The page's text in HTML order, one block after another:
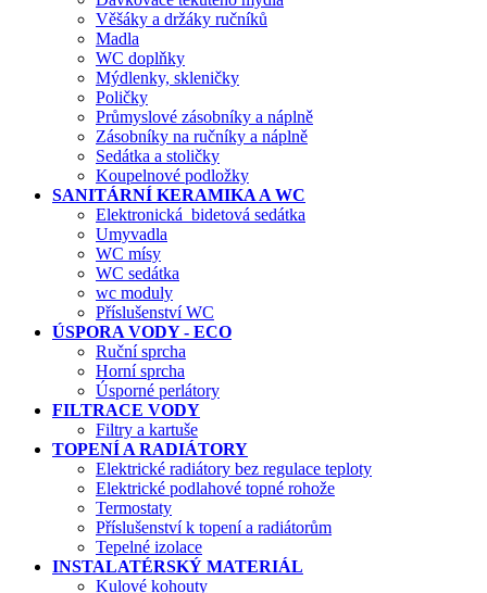
Věšáky a držáky ručníků
Madla
WC doplňky
Mýdlenky, skleničky
Poličky
Průmyslové zásobníky a náplně
Zásobníky na ručníky a náplně
Sedátka a stoličky
Koupelnové podložky
SANITÁRNÍ KERAMIKA A WC
Elektronická bidetová sedátka
Umyvadla
WC mísy
WC sedátka
wc moduly
Příslušenství WC
ÚSPORA VODY - ECO
Ruční sprcha
Horní sprcha
Úsporné perlátory
FILTRACE VODY
Filtry a kartuše
TOPENÍ A RADIÁTORY
Elektrické radiátory bez regulace teploty
Elektrické podlahové topné rohože
Termostaty
Příslušenství k topení a radiátorům
Tepelné izolace
INSTALATÉRSKÝ MATERIÁL
Kulové kohouty